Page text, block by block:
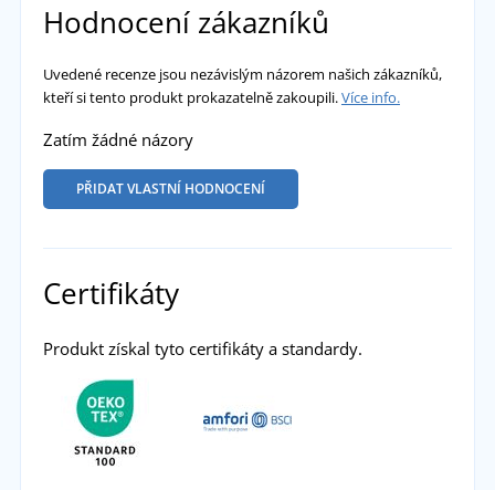
Hodnocení zákazníků
Uvedené recenze jsou nezávislým názorem našich zákazníků,
kteří si tento produkt prokazatelně zakoupili.Více info.
Zatím žádné názory
PŘIDAT VLASTNÍ HODNOCENÍ
Certifikáty
Produkt získal tyto certifikáty a standardy.